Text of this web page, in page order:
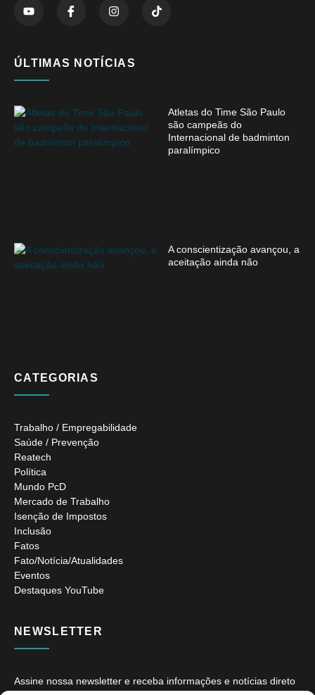
ÚLTIMAS NOTÍCIAS
Atletas do Time São Paulo
são campeãs do
Internacional de badminton
paralímpico
A conscientização avançou, a
aceitação ainda não
CATEGORIAS
Trabalho / Empregabilidade
Saúde / Prevenção
Reatech
Política
Mundo PcD
Mercado de Trabalho
Isenção de Impostos
Inclusão
Fatos
Fato/Notícia/Atualidades
Eventos
Destaques YouTube
NEWSLETTER
Assine nossa newsletter e receba informações e notícias direto